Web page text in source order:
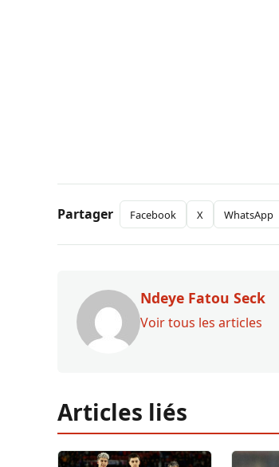
Partager Facebook X WhatsApp
Ndeye Fatou Seck
Voir tous les articles
Articles liés